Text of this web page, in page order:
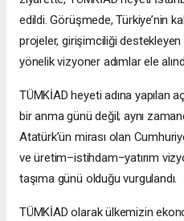
edildi. Görüşmede, Türkiye’nin
projeler, girişimciliği destekleyen
yönelik vizyoner adımlar ele
TÜMKİAD heyeti adına yapılan
bir anma günü değil; aynı
Atatürk’ün mirası olan
ve üretim–istihdam–yatırım
taşıma günü olduğu vurgulandı.
TÜMKİAD olarak ülkemizin